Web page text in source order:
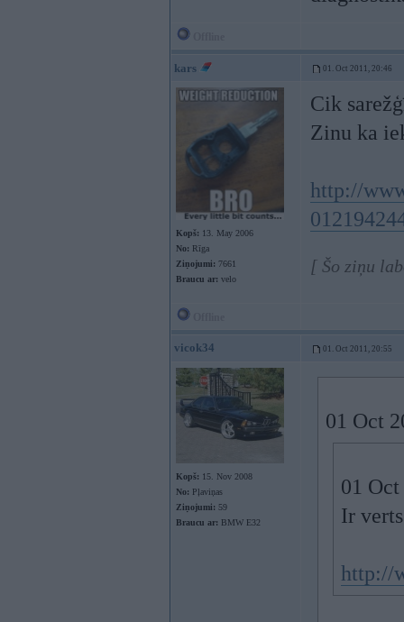
kars 01. Oct 2011, 20:46
Kopš: 13. May 2006
No: Rīga
Ziņojumi: 7661
Braucu ar: velo
Cik
Zinu ka
http://
[ Šo ziņu
vicok34 01. Oct 2011, 20:55
Kopš: 15. Nov 2008
No: Pļaviņas
Ziņojumi: 59
Braucu ar: BMW E32
01 Oct
01
Ir
http://